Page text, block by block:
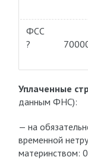
ФСС
?
Уплаченные
данным ФНС):
— на
временной
материнством: